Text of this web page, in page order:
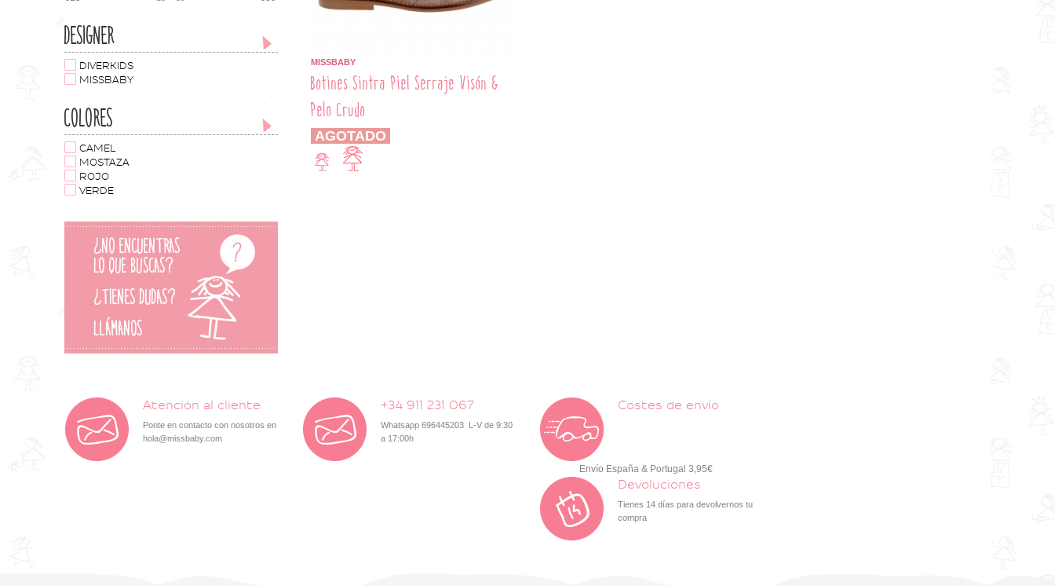
DESIGNER
DIVERKIDS
MISSBABY
COLORES
CAMEL
MOSTAZA
ROJO
VERDE
MISSBABY
Botines Sintra Piel Serraje Visón &
Pelo Crudo
AGOTADO
Atención al cliente
Ponte en contacto con nosotros en
hola@missbaby.com
+34 911 231 067
Whatsapp 696445203 L-V de 9:30
a 17:00h
Costes de envío
Envío España & Portugal 3,95€
Devoluciones
Tienes 14 días para devolvernos tu
compra